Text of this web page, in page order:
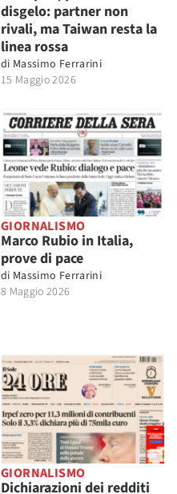
disgelo: partner non
rivali, ma Taiwan resta la
linea rossa
di Massimo Ferrarini
15 Maggio 2026
GIORNALISMO
Marco Rubio in Italia,
prove di pace
di Massimo Ferrarini
8 Maggio 2026
GIORNALISMO
Dichiarazioni dei redditi